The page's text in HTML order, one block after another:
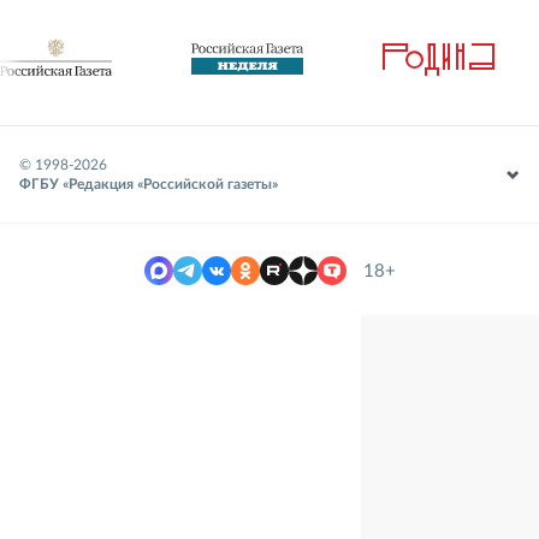
© 1998-2026
ФГБУ «Редакция «Российской газеты»
18+